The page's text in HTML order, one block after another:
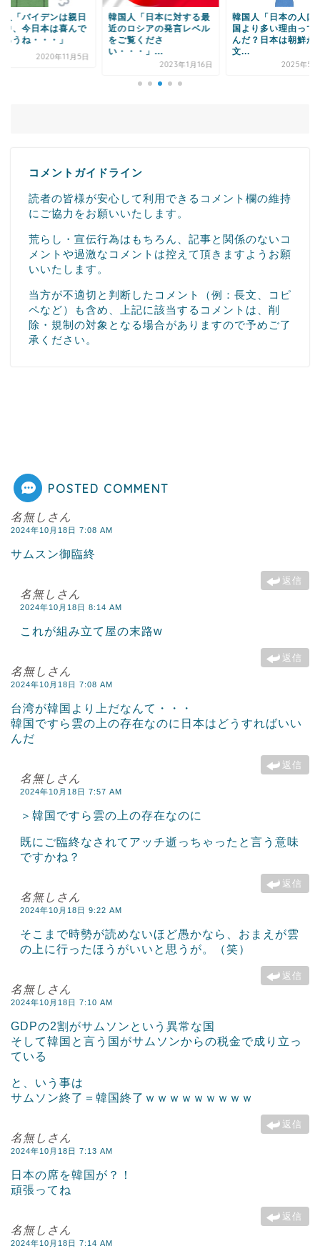
人「バイデンは親日
中、今日本は喜んで
ろうね・・・」
2020年11月5日
韓国人「日本に対する最
近のロシアの発言レベル
をご覧くださ
い・・・」...
2023年1月16日
韓国人「日本の人口
国より多い理由って
んだ？日本は朝鮮か
文...
2025年5
コメントガイドライン
読者の皆様が安心して利用できるコメント欄の維持
にご協力をお願いいたします。
荒らし・宣伝行為はもちろん、記事と関係のないコ
メントや過激なコメントは控えて頂きますようお願
いいたします。
当方が不適切と判断したコメント（例：長文、コピ
ペなど）も含め、上記に該当するコメントは、削
除・規制の対象となる場合がありますので予めご了
承ください。
POSTED COMMENT
名無しさん
2024年10月18日 7:08 AM
サムスン御臨終
返信
名無しさん
2024年10月18日 8:14 AM
これが組み立て屋の末路w
返信
名無しさん
2024年10月18日 7:08 AM
台湾が韓国より上だなんて・・・
韓国ですら雲の上の存在なのに日本はどうすればいい
んだ
返信
名無しさん
2024年10月18日 7:57 AM
＞韓国ですら雲の上の存在なのに
既にご臨終なされてアッチ逝っちゃったと言う意味
ですかね？
返信
名無しさん
2024年10月18日 9:22 AM
そこまで時勢が読めないほど愚かなら、おまえが雲
の上に行ったほうがいいと思うが。（笑）
返信
名無しさん
2024年10月18日 7:10 AM
GDPの2割がサムソンという異常な国
そして韓国と言う国がサムソンからの税金で成り立っ
ている
と、いう事は
サムソン終了＝韓国終了ｗｗｗｗｗｗｗｗｗ
返信
名無しさん
2024年10月18日 7:13 AM
日本の席を韓国が？！
頑張ってね
返信
名無しさん
2024年10月18日 7:14 AM